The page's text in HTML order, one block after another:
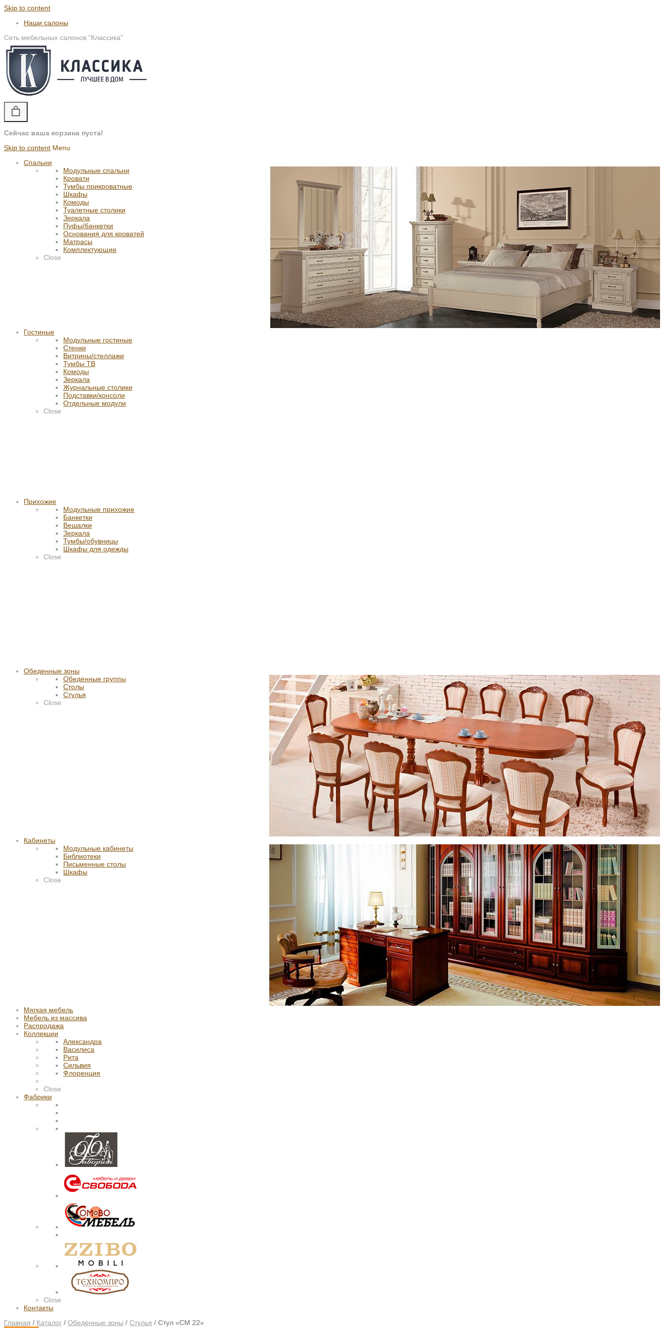
Skip to content
Наши салоны
Сеть мебельных салонов "Классика"
Сейчас ваша корзина пуста!
Skip to content Menu
Спальни
Модульные спальни
Кровати
Тумбы прикроватные
Шкафы
Комоды
Туалетные столики
Зеркала
Пуфы/банкетки
Основания для кроватей
Матрасы
Комплектующие
Close
Гостиные
Модульные гостиные
Стенки
Витрины/стеллажи
Тумбы ТВ
Комоды
Зеркала
Журнальные столики
Подставки/консоли
Отдельные модули
Close
Прихожие
Модульные прихожие
Банкетки
Вешалки
Зеркала
Тумбы/обувницы
Шкафы для одежды
Close
Обеденные зоны
Обеденные группы
Столы
Стулья
Close
Кабинеты
Модульные кабинеты
Библиотеки
Письменные столы
Шкафы
Close
Мягкая мебель
Мебель из массива
Распродажа
Коллекции
Александра
Василиса
Рита
Сильвия
Флоренция
Close
Фабрики
Close
Контакты
Главная / Каталог / Обеденные зоны / Стулья / Стул «СМ 22»